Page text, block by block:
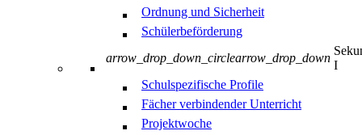
Ordnung und Sicherheit
Schülerbeförderung
arrow_drop_down_circlearrow_drop_down
I
Schulspezifische Profile
Fächer verbindender Unterricht
Projektwoche